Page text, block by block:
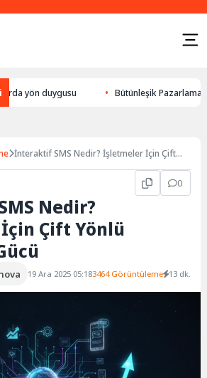
duygusu Bütünleşik Pazarlama:
İnteraktif SMS Nedir? İşletmeler İçin Çift
0
Nedir?
Çift Yönlü
19 Ara 2025 05:183464 Görüntüleme 13 dk.